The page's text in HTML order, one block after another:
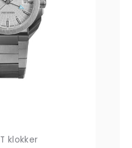
klokker